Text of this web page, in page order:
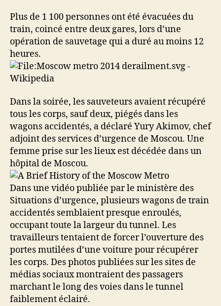
Plus de 1 100 personnes ont été évacuées du
train, coincé entre deux gares, lors d’une
opération de sauvetage qui a duré au moins 12
heures.
Dans la soirée, les sauveteurs avaient récupéré
tous les corps, sauf deux, piégés dans les
wagons accidentés, a déclaré Yury Akimov, chef
adjoint des services d’urgence de Moscou. Une
femme prise sur les lieux est décédée dans un
hôpital de Moscou.
Dans une vidéo publiée par le ministère des
Situations d’urgence, plusieurs wagons de train
accidentés semblaient presque enroulés,
occupant toute la largeur du tunnel. Les
travailleurs tentaient de forcer l’ouverture des
portes mutilées d’une voiture pour récupérer
les corps. Des photos publiées sur les sites de
médias sociaux montraient des passagers
marchant le long des voies dans le tunnel
faiblement éclairé.